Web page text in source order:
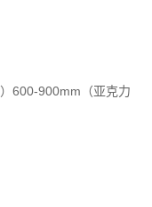
600-900mm（亚克力
射线